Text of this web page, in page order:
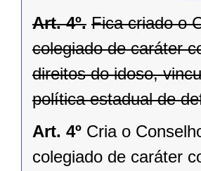
Art. 4º. Fica criado o
colegiado de caráter
direitos do idoso,
política estadual de
Art. 4º Cria o
colegiado de caráter